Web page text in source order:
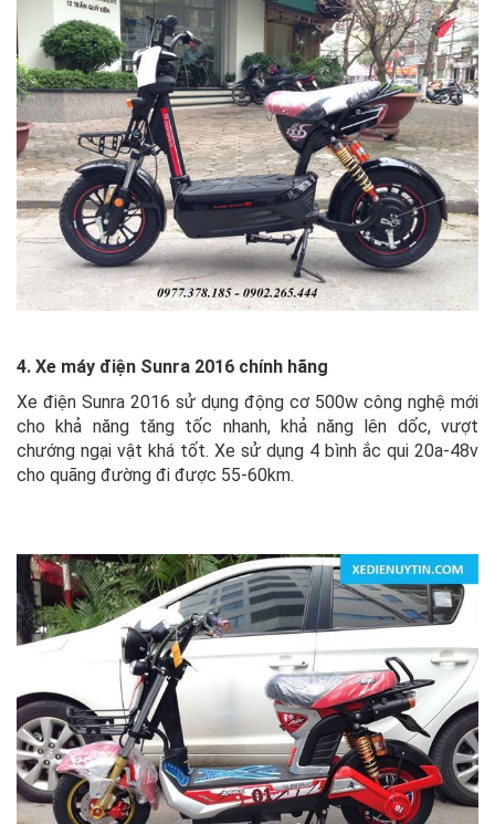
4. Xe máy điện Sunra 2016 chính hãng
Xe điện Sunra 2016 sử dụng động cơ 500w công nghệ mới
cho khả năng tăng tốc nhanh, khả năng lên dốc, vượt
chướng ngại vật khá tốt. Xe sử dụng 4 bình ắc qui 20a-48v
cho quãng đường đi được 55-60km.